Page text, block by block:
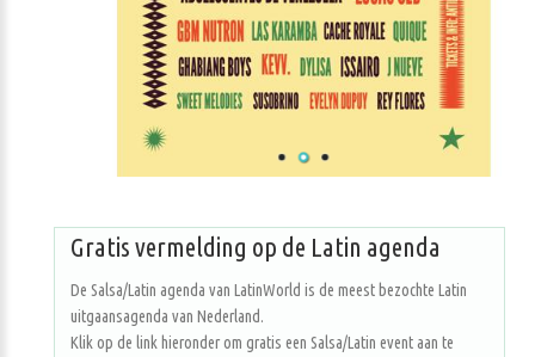
Gratis vermelding op de Latin agenda
De Salsa/Latin agenda van LatinWorld is de meest bezochte Latin
uitgaansagenda van Nederland.
Klik op de link hieronder om gratis een Salsa/Latin event aan te